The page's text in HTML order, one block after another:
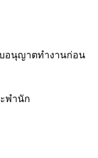
บอนุญาตทำงานก่อน
พำนัก